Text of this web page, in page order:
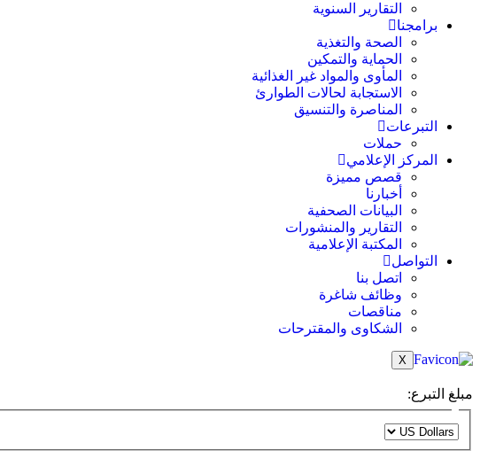
التقارير السنوية
برامجنا
الصحة والتغذية
الحماية والتمكين
المأوى والمواد غير الغذائية
الاستجابة لحالات الطوارئ
المناصرة والتنسيق
التبرعات
حملات
المركز الإعلامي
قصص مميزة
أخبارنا
البيانات الصحفية
التقارير والمنشورات
المكتبة الإعلامية
التواصل
اتصل بنا
وظائف شاغرة
مناقصات
الشكاوى والمقترحات
X
مبلغ التبرع: